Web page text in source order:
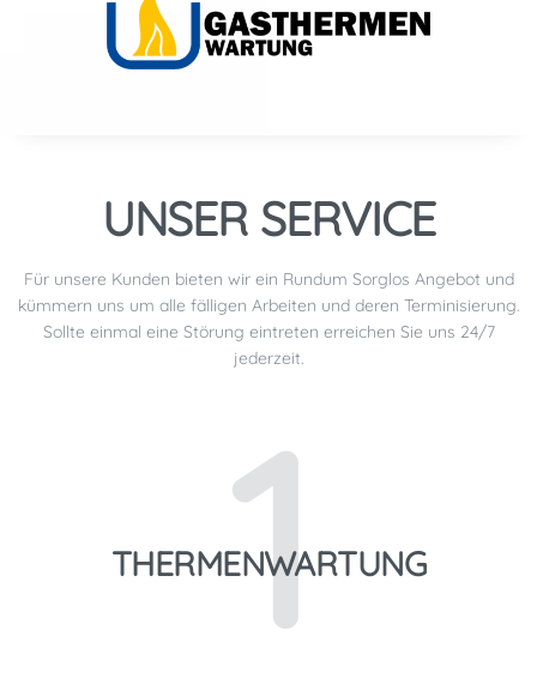
UNSER SERVICE
Für unsere Kunden bieten wir ein Rundum Sorglos Angebot und
kümmern uns um alle fälligen Arbeiten und deren Terminisierung.
Sollte einmal eine Störung eintreten erreichen Sie uns 24/7
jederzeit.
1
THERMENWARTUNG